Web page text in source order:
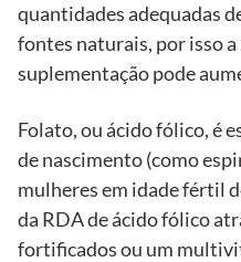
quantidades adequadas
fontes naturais, por isso a
suplementação pode
Folato, ou ácido fólico, é
de nascimento (como
mulheres em idade fértil
da RDA de ácido fólico
fortificados ou um